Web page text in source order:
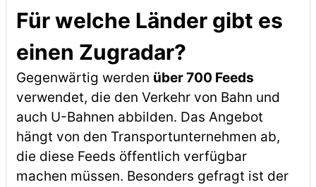
Für welche Länder gibt es
einen Zugradar?
Gegenwärtig werden über 700 Feeds
verwendet, die den Verkehr von Bahn und
auch U-Bahnen abbilden. Das Angebot
hängt von den Transportunternehmen ab,
die diese Feeds öffentlich verfügbar
machen müssen. Besonders gefragt ist der